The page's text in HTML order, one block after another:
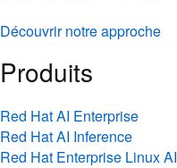
Découvrir notre approche
Produits
Red Hat AI Enterprise
Red Hat AI Inference
Red Hat Enterprise Linux AI